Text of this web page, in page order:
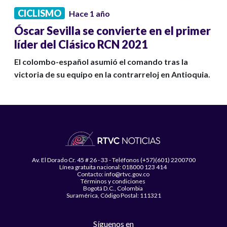
CICLISMO Hace 1 año
Óscar Sevilla se convierte en el primer
líder del Clásico RCN 2021
El colombo-español asumió el comando tras la
victoria de su equipo en la contrarreloj en Antioquia.
Av. El Dorado Cr. 45 # 26 - 33 - Teléfonos (+57)(601) 2200700
Línea gratuita nacional: 018000 123 414
Contacto: info@rtvc.gov.co
Términos y condiciones
Bogotá D.C., Colombia
Suramérica, Código Postal: 111321
Síguenos en